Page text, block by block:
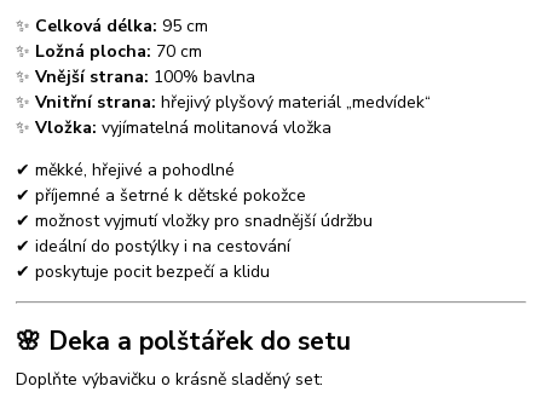
✨ Celková délka: 95 cm
✨ Ložná plocha: 70 cm
✨Vnější strana: 100% bavlna
✨Vnitřní strana: hřejivý plyšový materiál „medvídek“
✨Vložka: vyjímatelná molitanová vložka
✔ měkké, hřejivé a pohodlné
✔ příjemné a šetrné k dětské pokožce
✔ možnost vyjmutí vložky pro snadnější údržbu
✔ ideální do postýlky i na cestování
✔ poskytuje pocit bezpečí a klidu
🌸 Deka a polštářek do setu
Doplňte výbavičku o krásně sladěný set: